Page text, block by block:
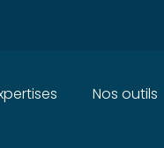
Nos outils
?